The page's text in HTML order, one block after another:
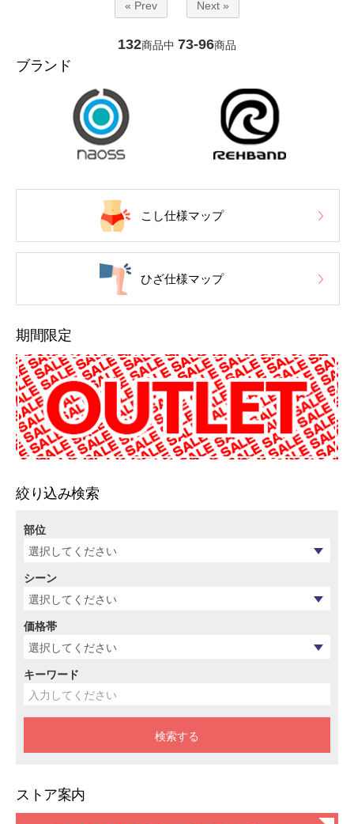
« Prev Next »
132商品中 73-96商品
ブランド
こし仕様マップ
ひざ仕様マップ
期間限定
絞り込み検索
部位
シーン
価格帯
キーワード
ストア案内